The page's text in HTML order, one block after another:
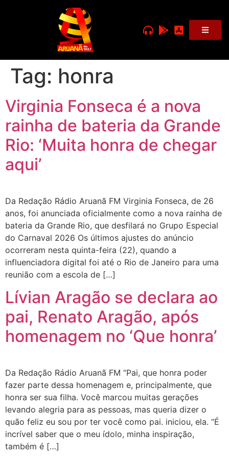
Tag: honra
Virginia Fonseca é a nova
rainha de bateria da Grande
Rio: ‘Muita honra de chegar
aqui’
Da Redação Rádio Aruanã FM Virginia Fonseca, de 26
anos, foi anunciada oficialmente como a nova rainha de
bateria da Grande Rio, que desfilará no Grupo Especial
do Carnaval 2026 Os últimos ajustes do anúncio
ocorreram nesta quinta-feira (22), quando a
influenciadora digital foi até o Rio de Janeiro para uma
reunião com a escola de […]
Lívian Aragão se declara ao
pai, Renato Aragão, após
homenagem no ‘Que honra’
Da Redação Rádio Aruanã FM “Pai, que honra poder
fazer parte dessa homenagem e, principalmente, que
honra ser sua filha. Você marcou muitas gerações
levando alegria para as pessoas, mas queria dizer o
quão feliz eu sou por ter você como pai. iniciou, ela. “É
incrível saber que o meu ídolo, minha inspiração,
também é […]